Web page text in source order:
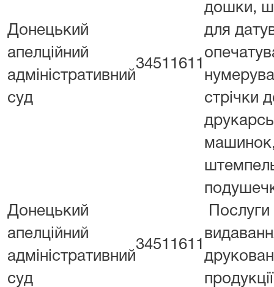
Донецький
апелційний
адміністративний
суд
34511611
дошки,
для
стрічки
Донецький
апелційний
адміністративний
суд
34511611